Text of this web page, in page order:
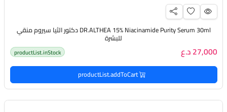
DR.ALTHEA 15% Niacinamide Purity Serum 30ml دكتور الثيا سيروم منقي
للبشرة
27,000 د.ع productList.inStock
productList.addToCart